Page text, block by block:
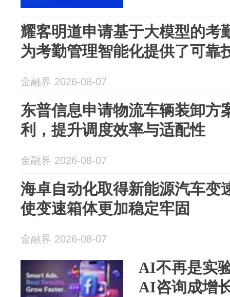
耀客明道申请基于大模型的考
为考勤管理智能化提供了可靠
金融界 2026-08-07
东普信息申请物流车辆装卸方
利，提升调度效率与适配性
金融界 2026-08-07
海卓自动化取得新能源汽车变
使变速箱体更加稳定牢固
金融界 2026-08-07
AI不再是实
AI咨询成增